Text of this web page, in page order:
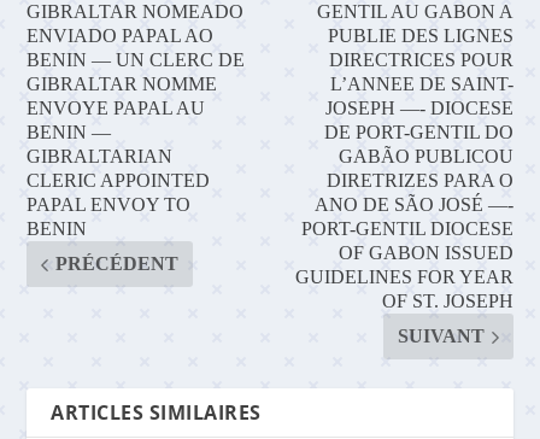
GIBRALTAR NOMEADO
ENVIADO PAPAL AO
BENIN — UN CLERC DE
GIBRALTAR NOMME
ENVOYE PAPAL AU
BENIN —
GIBRALTARIAN
CLERIC APPOINTED
PAPAL ENVOY TO
BENIN
PRÉCÉDENT
GENTIL AU GABON A
PUBLIE DES LIGNES
DIRECTRICES POUR
L’ANNEE DE SAINT-
JOSEPH —- DIOCESE
DE PORT-GENTIL DO
GABÃO PUBLICOU
DIRETRIZES PARA O
ANO DE SÃO JOSÉ —-
PORT-GENTIL DIOCESE
OF GABON ISSUED
GUIDELINES FOR YEAR
OF ST. JOSEPH
SUIVANT
ARTICLES SIMILAIRES